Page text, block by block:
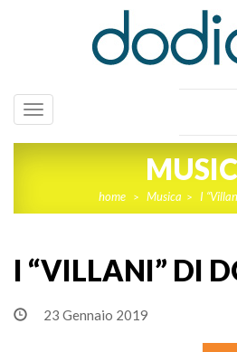
Toggle
navigation
home > Musica > I
I “VILLANI” DI
23 Gennaio 2019